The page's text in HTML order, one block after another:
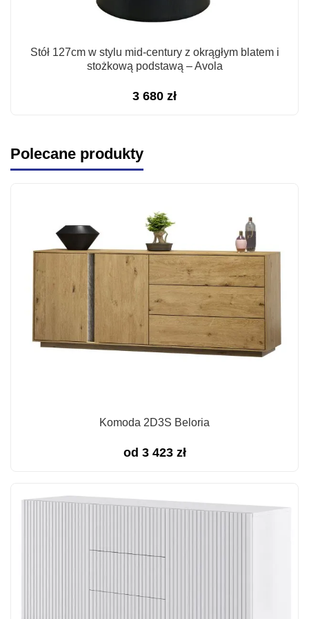
Stół 127cm w stylu mid-century z okrągłym blatem i
stożkową podstawą – Avola
3 680 zł
Polecane produkty
Komoda 2D3S Beloria
od 3 423 zł